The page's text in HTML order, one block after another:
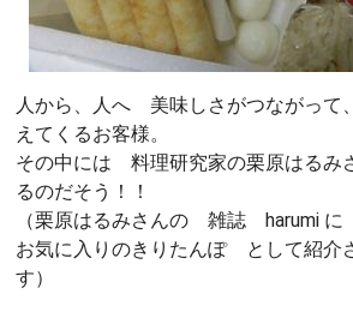
人から、人へ 美味しさがつながって
えてくるお客様。
その中には 料理研究家の栗原はる
るのだそう！！
（栗原はるみさんの 雑誌 harumi に
お気に入りのきりたんぽ として紹介
す）